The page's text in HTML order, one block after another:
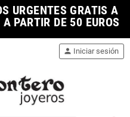
URGENTES GRATIS A
PARTIR DE 50 EUROS
person Iniciar sesión